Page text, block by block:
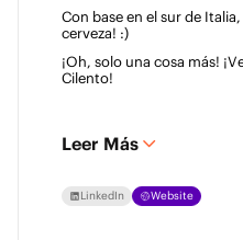
Con base en el sur de
cerveza! :)
¡Oh, solo una cosa más!
Cilento!
Leer Más
LinkedIn Website